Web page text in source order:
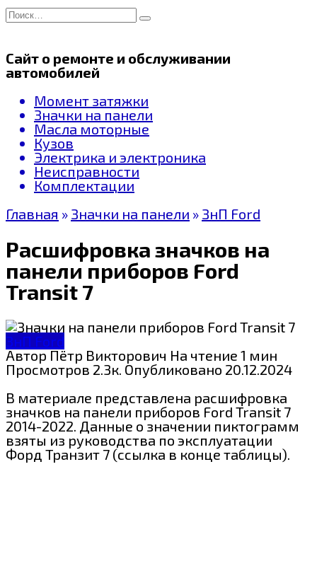
Перейти
к
Search
for:
Сайт о ремонте и обслуживании
автомобилей
Момент затяжки
Значки на панели
Масла моторные
Кузов
Электрика и электроника
Неисправности
Комплектации
Главная » Значки на панели » ЗнП Ford
Расшифровка значков на
панели приборов Ford
Transit 7
ЗнП Ford
АвторПётр Викторович На чтение 1 мин
Просмотров 2.3к. Опубликовано 20.12.2024
В материале представлена расшифровка
значков на панели приборов Ford Transit 7
2014-2022. Данные о значении пиктограмм
взяты из руководства по эксплуатации
Форд Транзит 7 (ссылка в конце таблицы).